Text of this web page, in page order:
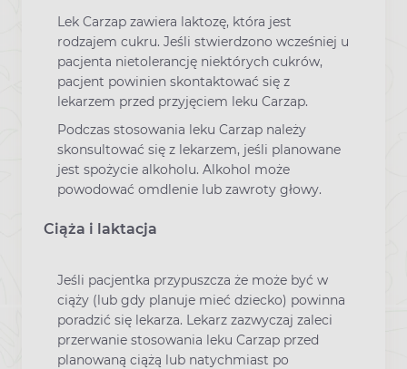
Lek Carzap zawiera laktozę, która jest
rodzajem cukru. Jeśli stwierdzono wcześniej u
pacjenta nietolerancję niektórych cukrów,
pacjent powinien skontaktować się z
lekarzem przed przyjęciem leku Carzap.
Podczas stosowania leku Carzap należy
skonsultować się z lekarzem, jeśli planowane
jest spożycie alkoholu. Alkohol może
powodować omdlenie lub zawroty głowy.
Ciąża i laktacja
Jeśli pacjentka przypuszcza że może być w
ciąży (lub gdy planuje mieć dziecko) powinna
poradzić się lekarza. Lekarz zazwyczaj zaleci
przerwanie stosowania leku Carzap przed
planowaną ciążą lub natychmiast po